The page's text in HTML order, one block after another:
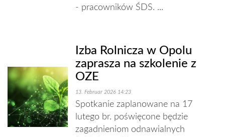
- pracowników ŚDS. ...
Izba Rolnicza w Opolu
zaprasza na szkolenie z
OZE
13. Februar 2026 14:23
Spotkanie zaplanowane na 17
lutego br. poświęcone będzie
zagadnieniom odnawialnych